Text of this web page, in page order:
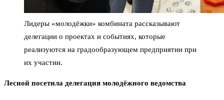
Лидеры «молодёжки» комбината рассказывают
делегации о проектах и событиях, которые
реализуются на градообразующем предприятии при
их участии.
Лесной посетила делегация молодёжного ведомства